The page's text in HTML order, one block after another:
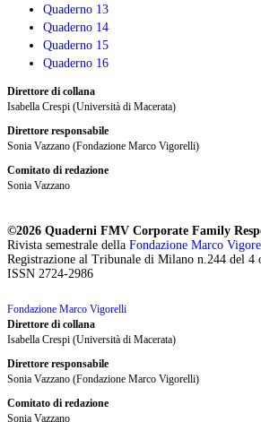
Quaderno 13
Quaderno 14
Quaderno 15
Quaderno 16
Direttore di collana
Isabella Crespi (Università di Macerata)
Direttore responsabile
Sonia Vazzano (Fondazione Marco Vigorelli)
Comitato di redazione
Sonia Vazzano
©2026 Quaderni FMV Corporate Family
Rivista semestrale della Fondazione Marco
Registrazione al Tribunale di Milano n.244 del 4
ISSN 2724-2986
Fondazione Marco Vigorelli
Direttore di collana
Isabella Crespi (Università di Macerata)
Direttore responsabile
Sonia Vazzano (Fondazione Marco Vigorelli)
Comitato di redazione
Sonia Vazzano